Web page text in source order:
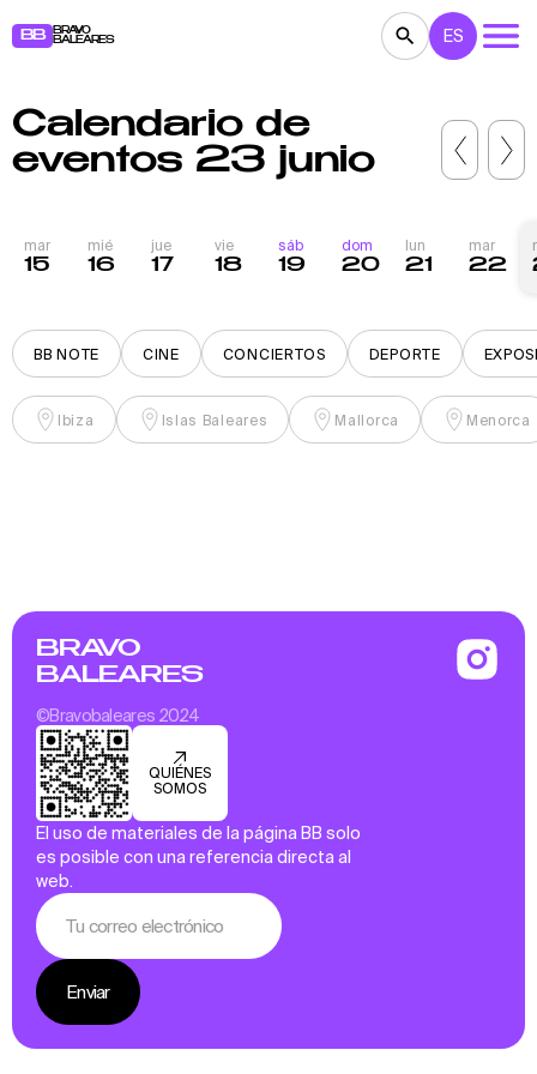
BB
BRAVO
BALEARES
CONCIERTOS TEATRO
EXPOSICIONES FESTIVALES DEPORTE
PARA NIÑOS BB NOTE
ES
Calendario de
eventos 23 junio
mar
15
mié
16
jue
17
vie
18
sáb
19
dom
20
lun
21
mar
22
BB NOTE CINE CONCIERTOS DEPORTE
Ibiza Islas Baleares Mallorca Menorca
BRAVO
BALEARES
©Bravobaleares 2024
QUIÉNES
SOMOS
El uso de materiales de la página BB solo
es posible con una referencia directa al
web.